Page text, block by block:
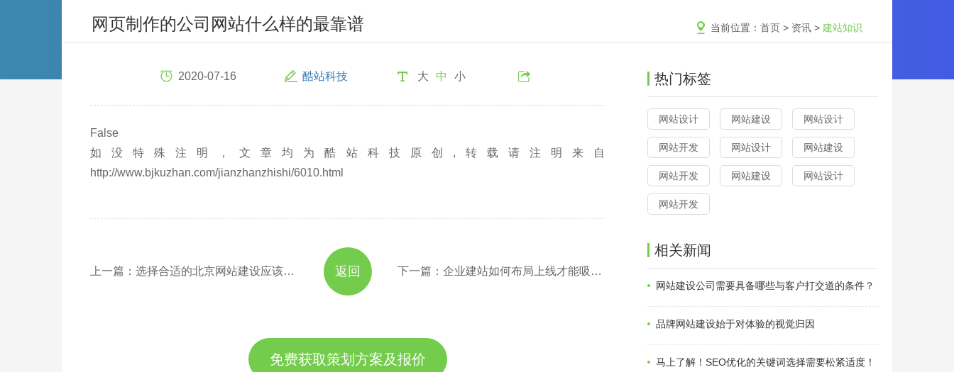
当前位置：首页 > 资讯 >建站知识
网页制作的公司网站什么样的最靠谱
2020-07-16 酷站科技 大 中 小
False
如没特殊注明，文章均为酷站科技原创,转载请注明来自
http://www.bjkuzhan.com/jianzhanzhishi/6010.html
上一篇：选择合适的北京网站建设应该考虑哪些方面 下一篇：企业建站如何布局上线才能吸引更多用户量
返回
免费获取策划方案及报价
热门标签
网站设计 网站建设 网站设计
网站开发 网站设计 网站建设
网站开发 网站建设 网站设计
网站开发
相关新闻
网站建设公司需要具备哪些与客户打交道的条件？
品牌网站建设始于对体验的视觉归因
马上了解！SEO优化的关键词选择需要松紧适度！